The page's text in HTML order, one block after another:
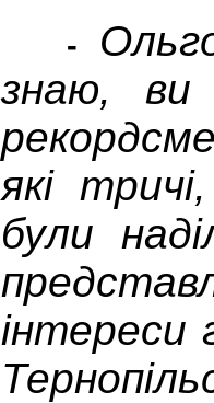
-
знаю,
які
були
інтереси